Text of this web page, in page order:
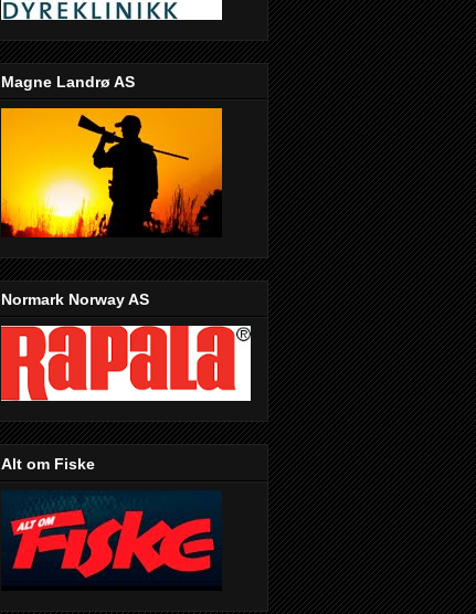
Magne Landrø AS
Normark Norway AS
Alt om Fiske